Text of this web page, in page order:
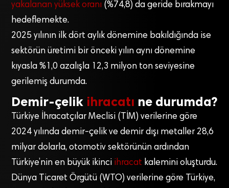
yakalanan yüksek oranı (%74,8) da geride bırakmayı
hedeflemekte.
2025 yılının ilk dört aylık dönemine bakıldığında ise
sektörün üretimi bir önceki yılın aynı dönemine
kıyasla %1,0 azalışla 12,3 milyon ton seviyesine
gerilemiş durumda.
Demir-çelik ihracatı ne durumda?
Türkiye İhracatçılar Meclisi (TİM) verilerine göre
2024 yılında demir-çelik ve demir dışı metaller 28,6
milyar dolarla, otomotiv sektörünün ardından
Türkiye’nin en büyük ikinci ihracat kalemini oluşturdu.
Dünya Ticaret Örgütü (WTO) verilerine göre Türkiye,